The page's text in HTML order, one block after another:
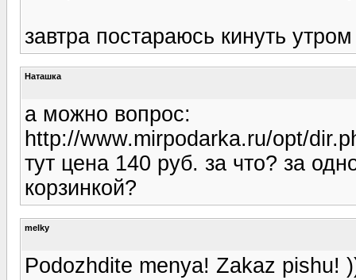
завтра постараюсь кинуть утром
Наташка
а можно вопрос:
http://www.mirpodarka.ru/opt/
тут цена 140 руб. за что? за
корзинкой?
melky
Podozhdite menya! Zakaz pishu!